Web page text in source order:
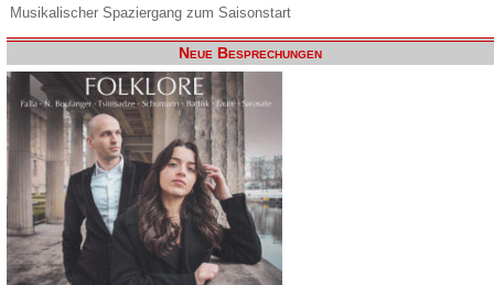
Musikalischer Spaziergang zum Saisonstart
Neue Besprechungen